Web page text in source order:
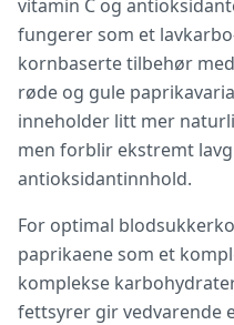
vitamin C og
fungerer som et
kornbaserte tilbehør
røde og gule
inneholder litt mer
men forblir ekstremt
antioksidantinnhold.
For optimal
paprikaene som et
komplekse
fettsyrer gir vedvarende